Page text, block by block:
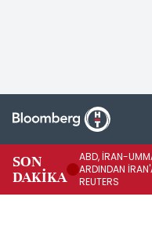
SON
DAKİKA
ABD, İRAN-
ARDINDAN
REUTERS